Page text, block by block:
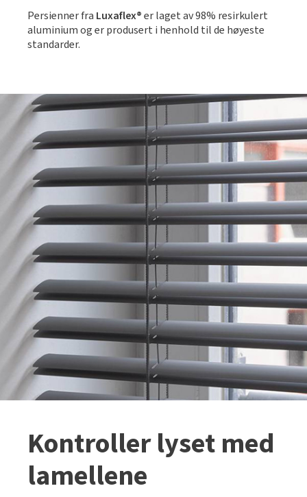
Persienner fra Luxaflex®er laget av 98% resirkulert
aluminium og er produsert i henhold til de høyeste
standarder.
Kontroller lyset med
lamellene